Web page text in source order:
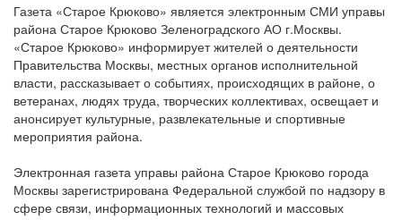
Газета «Старое Крюково» является электронным СМИ управы
района Старое Крюково Зеленоградского АО г.Москвы.
«Старое Крюково» информирует жителей о деятельности
Правительства Москвы, местных органов исполнительной
власти, рассказывает о событиях, происходящих в районе, о
ветеранах, людях труда, творческих коллективах, освещает и
анонсирует культурные, развлекательные и спортивные
мероприятия района.
Электронная газета управы района Старое Крюково города
Москвы зарегистрирована Федеральной службой по надзору в
сфере связи, информационных технологий и массовых